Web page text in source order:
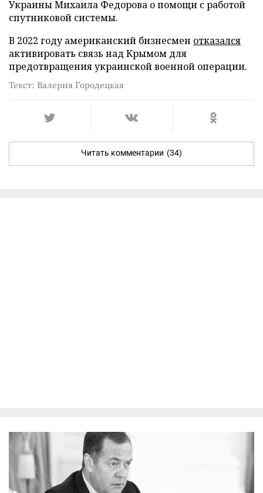
Украины Михаила Федорова о помощи с работой
спутниковой системы.
В 2022 году американский бизнесмен отказался
активировать связь над Крымом для
предотвращения украинской военной операции.
Текст: Валерия Городецкая
Читать комментарии (34)